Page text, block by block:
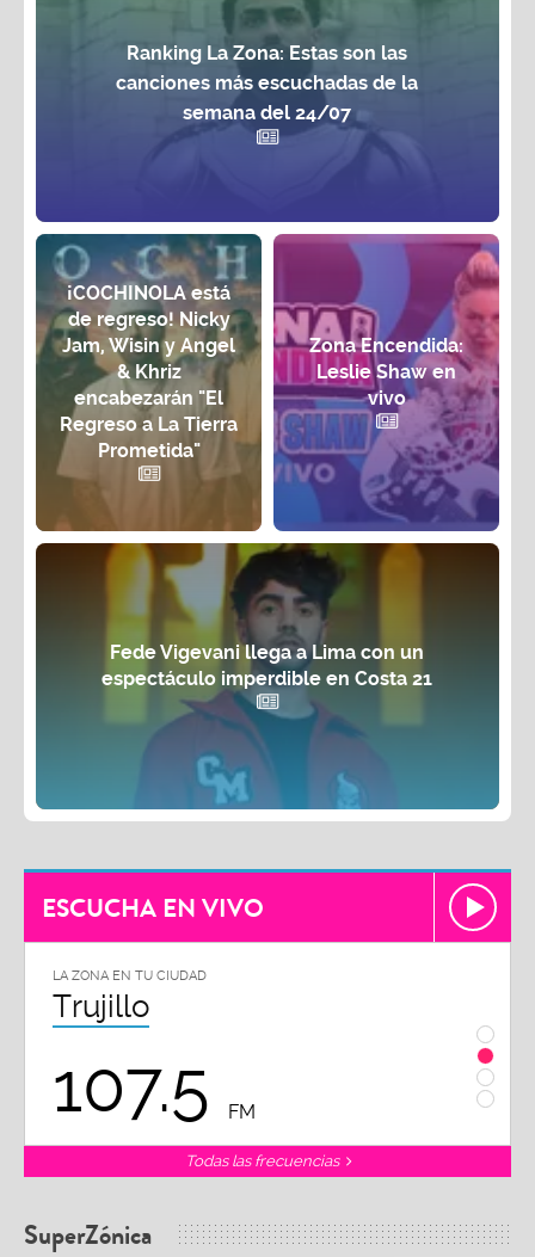
Ranking La Zona: Estas son las
canciones más escuchadas de la
semana del 24/07
¡COCHINOLA está
de regreso! Nicky
Jam, Wisin y Angel
& Khriz
encabezarán "El
Regreso a La Tierra
Prometida"
Zona Encendida:
Leslie Shaw en
vivo
Fede Vigevani llega a Lima con un
espectáculo imperdible en Costa 21
ESCUCHA EN VIVO
LA ZONA EN TU CIUDAD
Trujillo
107.5 FM
Todas las frecuencias
SuperZónica